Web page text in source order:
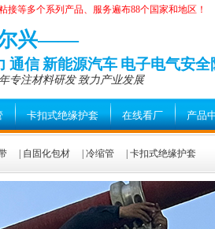
接等多个系列产品、服务遍布88个国家和地区！
兴——
通信 新能源汽车 电子电气安
专注材料研发 致力产业发展
卡扣式绝缘护套 在线看厂 产品
自固化包材 冷缩管 卡扣式绝缘护套